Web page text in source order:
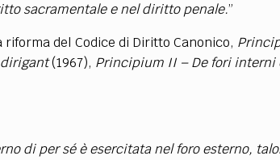
sacramentale e nel diritto penale.”
del Codice di Diritto Canonico,
(1967), Principium II – De fori interni
di per sé è esercitata nel foro esterno,